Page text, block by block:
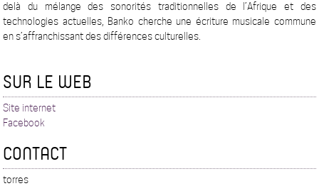
delà du mélange des sonorités traditionnelles de l’Afrique et des
technologies actuelles, Banko cherche une écriture musicale commune
en s’affranchissant des différences culturelles.
SUR LE WEB
Site internet
Facebook
CONTACT
torres